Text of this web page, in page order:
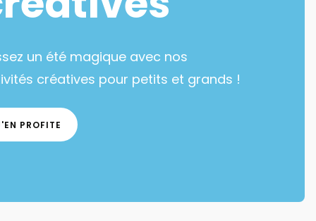
un été magique avec nos
créatives pour petits et grands !
PROFITE